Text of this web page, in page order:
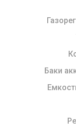
Баки